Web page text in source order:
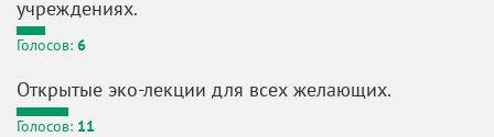
учреждениях.
Голосов: 6
Открытые эко-лекции для всех желающих.
Голосов: 11